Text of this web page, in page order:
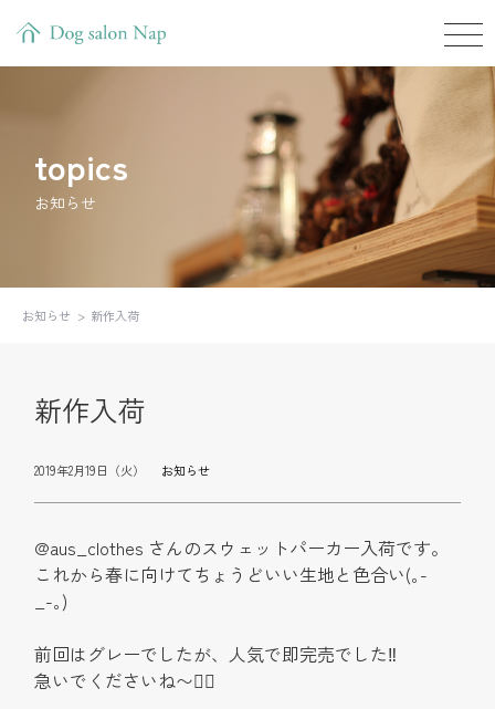
topics
お知らせ
お知らせ 新作入荷
新作入荷
2019年2月19日（火） お知らせ
@aus_clothes さんのスウェットパーカー入荷です。
これから春に向けてちょうどいい生地と色合い(｡-
_-｡)
前回はグレーでしたが、人気で即完売でした‼︎
急いでくださいね〜🏃‍♂️